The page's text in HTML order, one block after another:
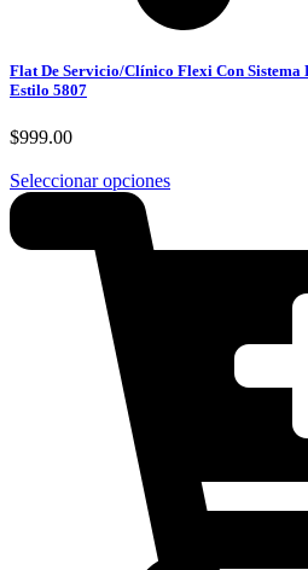
Flat De Servicio/Clínico Flexi Con
Estilo 5807
$999.00
Seleccionar opciones